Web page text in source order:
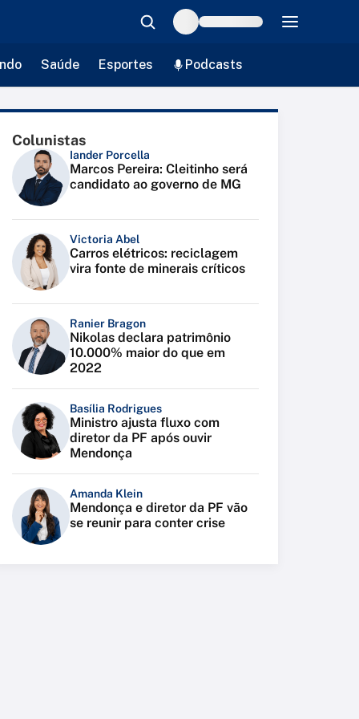
Saúde Esportes Podcasts
Colunistas
Iander Porcella
Marcos Pereira: Cleitinho será
candidato ao governo de MG
Victoria Abel
Carros elétricos: reciclagem
vira fonte de minerais críticos
Ranier Bragon
Nikolas declara patrimônio
10.000% maior do que em
2022
Basília Rodrigues
Ministro ajusta fluxo com
diretor da PF após ouvir
Mendonça
Amanda Klein
Mendonça e diretor da PF vão
se reunir para conter crise